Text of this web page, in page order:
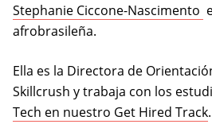
Stephanie Ciccone-Nascimento
afrobrasileña.
Ella es la Directora de
Skillcrush y trabaja con los
Tech en nuestro Get Hired Track.